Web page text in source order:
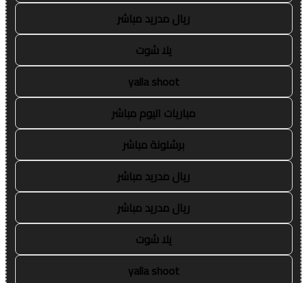
ريال مدريد مباشر
يلا شوت
yalla shoot
مباريات اليوم مباشر
برشلونة مباشر
ريال مدريد مباشر
ريال مدريد مباشر
يلا شوت
yalla shoot